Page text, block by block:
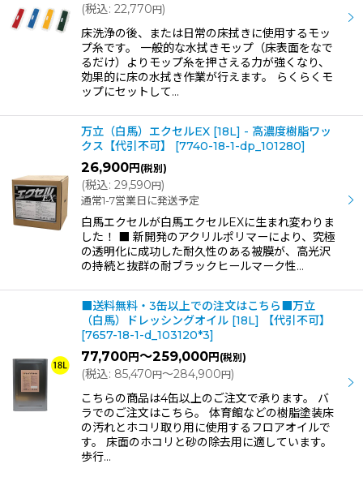
(税込: 22,770円)
床洗浄の後、または日常の床拭きに使用するモッ
プ糸です。 一般的な水拭きモップ（床表面をなで
るだけ）よりモップ糸を押さえる力が強くなり、
効果的に床の水拭き作業が行えます。 らくらくモ
ップにセットして…
万立（白馬）エクセルEX [18L] - 高濃度樹脂ワッ
クス【代引不可】
[7740-18-1-dp_101280]
26,900円 (税別)
(税込: 29,590円)
通常1-7営業日に発送予定
白馬エクセルが白馬エクセルEXに生まれ変わりま
した！ ■ 新開発のアクリルポリマーにより、究極
の透明化に成功した耐久性のある被膜が、高光沢
の持続と抜群の耐ブラックヒールマーク性…
■送料無料・3缶以上での注文はこちら■万立
（白馬）ドレッシングオイル [18L] 【代引不可】
[7657-18-1-d_103120*3]
77,700円～259,000円 (税別)
(税込: 85,470円～284,900円)
こちらの商品は4缶以上のご注文で承ります。 バ
ラでのご注文はこちら。 体育館などの樹脂塗装床
の汚れとホコリ取り用に使用するフロアオイルで
す。 床面のホコリと砂の除去用に適しています。
歩行…